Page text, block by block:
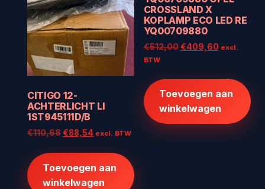
CITIGO 12-
ACHTERLICHT LI
1ST945111D/B
€110,68Oorspronkelijke
€110,68.
€88,54 Huidige
€88,54.
excl. BTW
Toevoegen aan
winkelwagen
CROSSLAND X
KOPLAMP ECO LED RE
YQ00709880
€512,00 Oorspronkelijke
€409,60Huidige
€409,60.
excl.
BTW
Toevoegen aan
winkelwagen